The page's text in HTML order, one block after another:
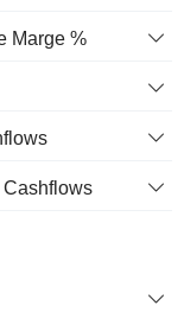
Marge %
Cashflows